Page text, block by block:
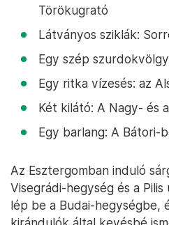
Törökugrató
Látványos sziklák:
Egy szép
Egy ritka vízesés: az
Két kilátó: A Nagy- és
Egy barlang: A Bátori-
Az Esztergomban induló
Visegrádi-hegység és a
lép be a Budai-hegységbe,